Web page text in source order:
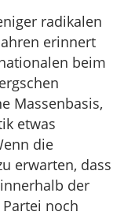
radikalen
erinnert
beim
Massenbasis,
etwas
die
erwarten, dass
der
noch